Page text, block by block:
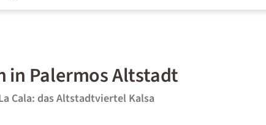
in Palermos Altstadt
Cala: das Altstadtviertel Kalsa